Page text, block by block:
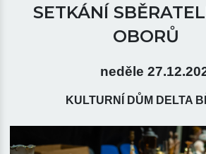
SETKÁNÍ
OBORŮ
neděle
KULTURNÍ DŮM DELTA